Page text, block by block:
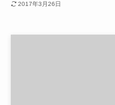
2017年3月26日